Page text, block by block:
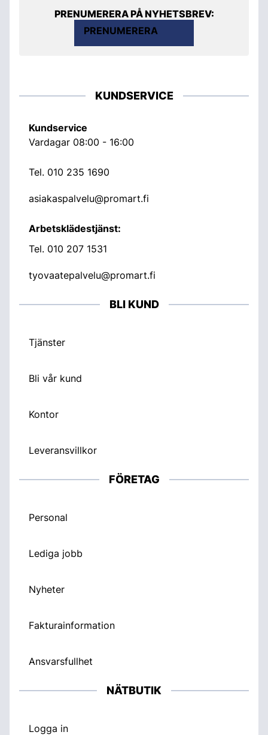
PRENUMERERA PÅ NYHETSBREV:
PRENUMERERA
KUNDSERVICE
Kundservice
Vardagar 08:00 - 16:00
Tel. 010 235 1690
asiakaspalvelu@promart.fi
Arbetsklädestjänst:
Tel. 010 207 1531
tyovaatepalvelu@promart.fi
BLI KUND
Tjänster
Bli vår kund
Kontor
Leveransvillkor
FÖRETAG
Personal
Lediga jobb
Nyheter
Fakturainformation
Ansvarsfullhet
NÄTBUTIK
Logga in